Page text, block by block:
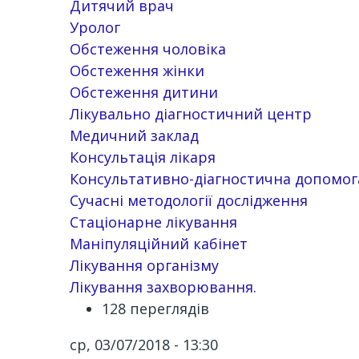
Дитячий врач
Уролог
Обстеження чоловіка
Обстеження жінки
Обстеження дитини
Лікувально діагностичний центр
Медичний заклад
Консультація лікаря
Консультативно-діагностична
Сучасні методології дослідження
Стаціонарне лікування
Маніпуляційний кабінет
Лікування організму
Лікування захворювання.
128 переглядів
ср, 03/07/2018 - 13:30